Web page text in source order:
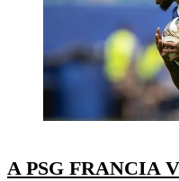
A PSG FRANCIA